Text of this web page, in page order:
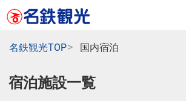
名鉄観光TOP 国内宿泊
宿泊施設一覧